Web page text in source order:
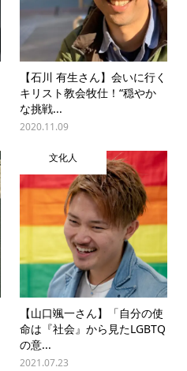
【石川 有生さん】会いに行く
キリスト教会牧仕！“穏やか
な挑戦...
2020.11.09
文化人
【山口颯一さん】「自分の使
命は『社会』から見たLGBTQ
の意...
2021.07.23